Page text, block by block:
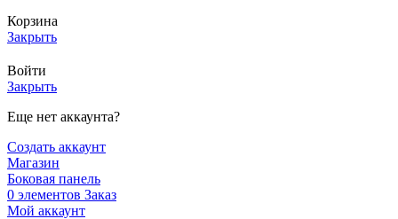
Корзина
Закрыть
Войти
Закрыть
Еще нет аккаунта?
Создать аккаунт
Магазин
Боковая панель
0 элементов Заказ
Мой аккаунт